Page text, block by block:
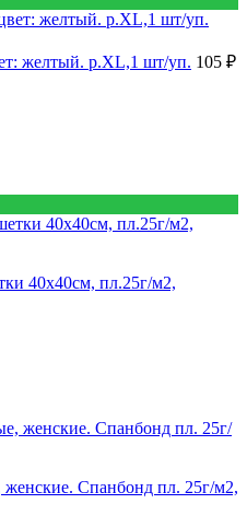
желтый. р.XL,1 шт/уп. 105 ₽
40х40см, пл.25г/м2,
Спанбонд пл. 25г/м2,